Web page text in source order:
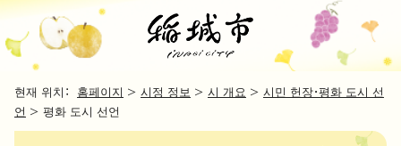
현재 위치： 홈페이지 > 시정 정보 > 시 개요 > 시민 헌장・평화 도시 선
언
> 평화 도시 선언